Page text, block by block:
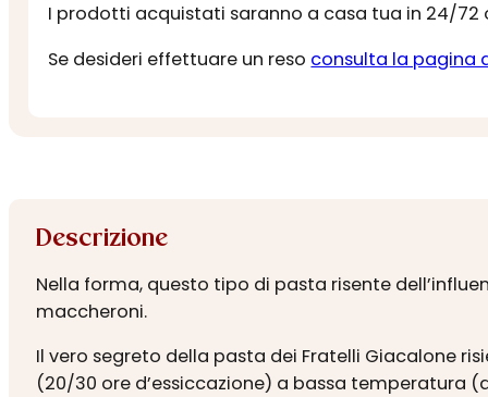
I prodotti acquistati saranno a casa tua in 24/72
Se desideri effettuare un reso consulta la pagina
Descrizione
Nella forma, questo tipo di pasta risente
maccheroni.
Il vero segreto della pasta dei Fratelli Giacalone
(20/30 ore d’essiccazione) a bassa temperatura